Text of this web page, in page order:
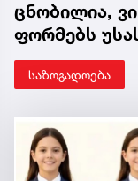
ცნობილია,
ფორმებს
საზოგადოება